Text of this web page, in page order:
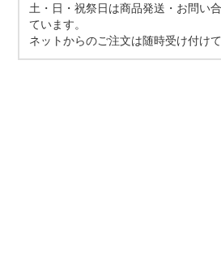
土・日・祝祭日は商品発送・お問い
ています。
ネットからのご注文は随時受け付けて